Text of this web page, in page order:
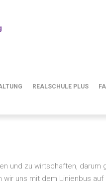
REALSCHULE PLUS
und zu wirtschaften,
uns mit dem Linienbus